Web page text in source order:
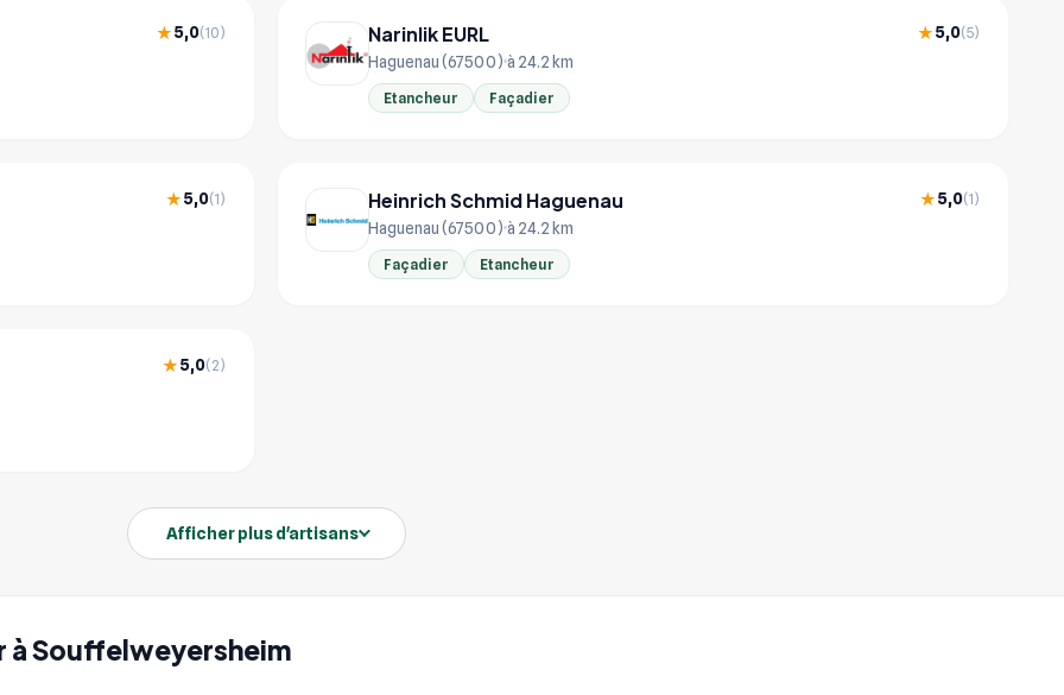
à Souffelweyersheim
★5,0(10) Narinlik EURL ★5,0(5)
Haguenau (67500) à 24.2 km
Etancheur Façadier
★5,0(1) Heinrich Schmid Haguenau ★5,0(1)
Haguenau (67500) à 24.2 km
Façadier Etancheur
★5,0(2)
Afficher plus d'artisans